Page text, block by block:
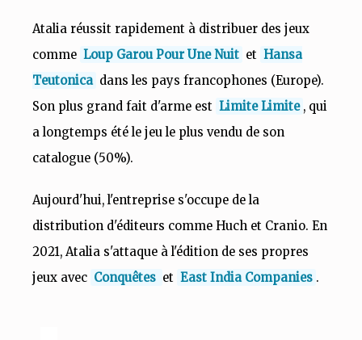
Atalia réussit rapidement à distribuer des jeux
comme Loup Garou Pour Une Nuit et Hansa
Teutonica dans les pays francophones (Europe).
Son plus grand fait d'arme est Limite Limite , qui
a longtemps été le jeu le plus vendu de son
catalogue (50%).
Aujourd'hui, l'entreprise s'occupe de la
distribution d'éditeurs comme Huch et Cranio. En
2021, Atalia s'attaque à l'édition de ses propres
jeux avec Conquêtes et East India Companies .